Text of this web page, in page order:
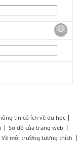
tin có ích về du học
Sơ đồ của trang web
Về môi trường tương thích